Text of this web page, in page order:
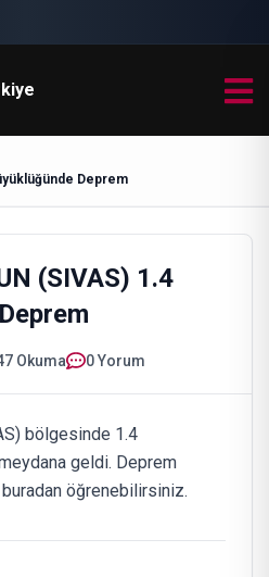
Deprem
(SIVAS) 1.4
Okuma 0 Yorum
bölgesinde 1.4
geldi. Deprem
öğrenebilirsiniz.